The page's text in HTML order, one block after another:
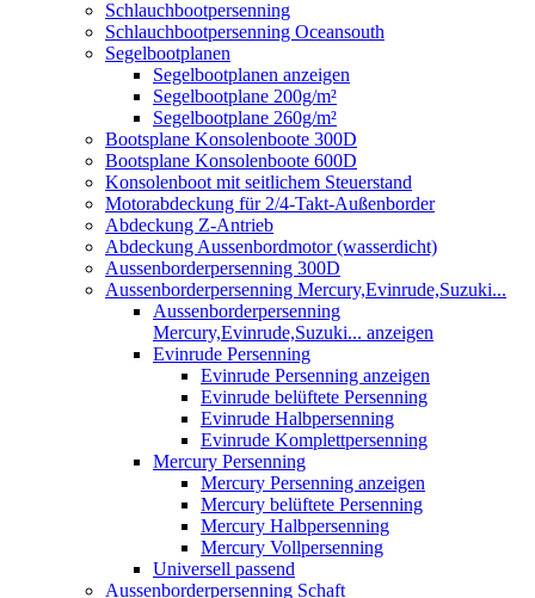
Schlauchbootpersenning
Schlauchbootpersenning Oceansouth
Segelbootplanen
Segelbootplanen anzeigen
Segelbootplane 200g/m²
Segelbootplane 260g/m²
Bootsplane Konsolenboote 300D
Bootsplane Konsolenboote 600D
Konsolenboot mit seitlichem Steuerstand
Motorabdeckung für 2/4-Takt-Außenborder
Abdeckung Z-Antrieb
Abdeckung Aussenbordmotor (wasserdicht)
Aussenborderpersenning 300D
Aussenborderpersenning Mercury,Evinrude,Suzuki...
Aussenborderpersenning
Mercury,Evinrude,Suzuki... anzeigen
Evinrude Persenning
Evinrude Persenning anzeigen
Evinrude belüftete Persenning
Evinrude Halbpersenning
Evinrude Komplettpersenning
Mercury Persenning
Mercury Persenning anzeigen
Mercury belüftete Persenning
Mercury Halbpersenning
Mercury Vollpersenning
Universell passend
Aussenborderpersenning Schaft